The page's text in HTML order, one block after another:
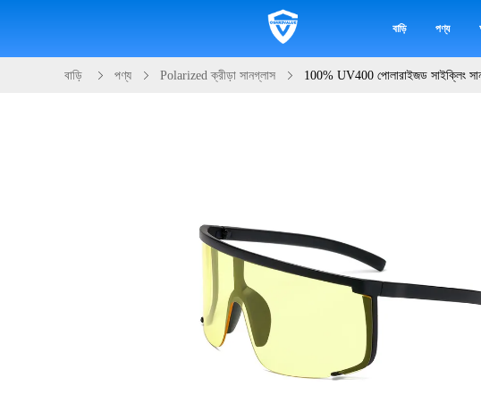
বাড়ি পণ্য
বাড়ি পণ্য Polarized ক্রীড়া সানগ্লাস 100% UV400 পোলারাইজড সাইক্লিং